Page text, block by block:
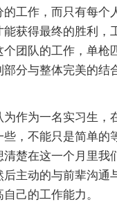
工作，而只有每个
能获得最终的胜利，
个团队的工作，单枪
部分与整体完美的结
为作为一名实习生，
，不能只是简单的
楚在这一个月里我
主动的与前辈沟通
己的工作能力。